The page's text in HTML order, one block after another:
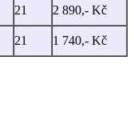
21
2 890,- Kč
21 1 740,- Kč